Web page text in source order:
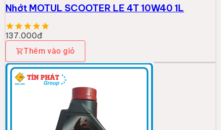
Nhớt MOTUL SCOOTER LE 4T 10W40 1L
137.000đ
Thêm vào giỏ